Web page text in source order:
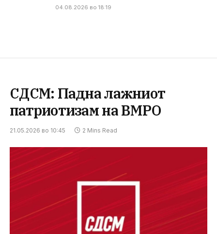
04.08.2026 во 18:19
СДСМ: Падна лажниот
патриотизам на ВМРО
21.05.2026 во 10:45 2 Mins Read